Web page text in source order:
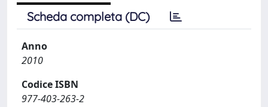
Scheda completa (DC)
Anno
2010
Codice ISBN
977-403-263-2